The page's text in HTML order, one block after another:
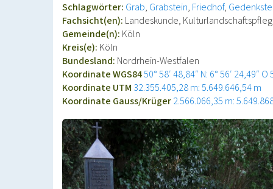
Schlagwörter: Grab Grabstein Friedhof
Fachsicht(en): Landeskunde,
Gemeinde(n): Köln
Kreis(e): Köln
Bundesland: Nordrhein-Westfalen
Koordinate WGS8450° 58′ 48,84″ N: 6° 56′ 24,49″ O
Koordinate UTM 32.355.405,28 m: 5.649.646,54 m
Koordinate Gauss/Krüger2.566.066,35 m: